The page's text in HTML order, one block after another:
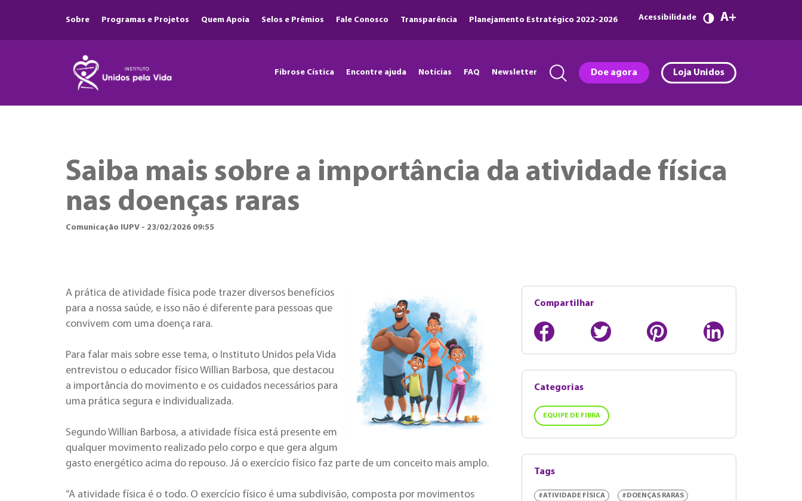
Sobre Programas e Projetos Quem Apoia Selos e Prêmios Fale Conosco Transparência Planejamento Estratégico 2022-2026 Acessibilidade A
Fibrose Cística Encontre ajuda Notícias FAQ Newsletter Doe agora Loja Unidos
Saiba mais sobre a importância da atividade física
nas doenças raras
Comunicação IUPV - 23/02/2026 09:55
A prática de atividade física pode trazer diversos benefícios
para a nossa saúde, e isso não é diferente para pessoas que
convivem com uma doença rara.
Para falar mais sobre esse tema, o Instituto Unidos pela Vida
entrevistou o educador físico Willian Barbosa, que destacou
a importância do movimento e os cuidados necessários para
uma prática segura e individualizada.
Segundo Willian Barbosa, a atividade física está presente em
qualquer movimento realizado pelo corpo e que gera algum
gasto energético acima do repouso. Já o exercício físico faz parte de um conceito mais amplo.
“A atividade física é o todo. O exercício físico é uma subdivisão, composta por movimentos
Compartilhar
Categorias
EQUIPE DE FIBRA
Tags
#ATIVIDADE FÍSICA #DOENÇAS RARAS